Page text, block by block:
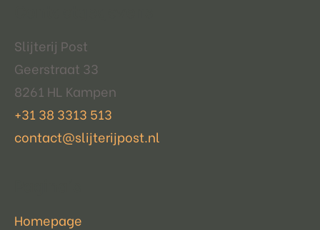
Slijterij Post
Geerstraat 33
8261 HL Kampen
+31 38 3313 513
contact@slijterijpost.nl
Homepage